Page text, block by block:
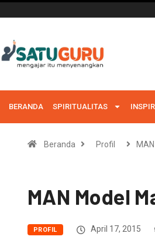
BERANDA SPIRITUALITAS
Beranda Profil
MAN Model
PROFIL April 17, 2015